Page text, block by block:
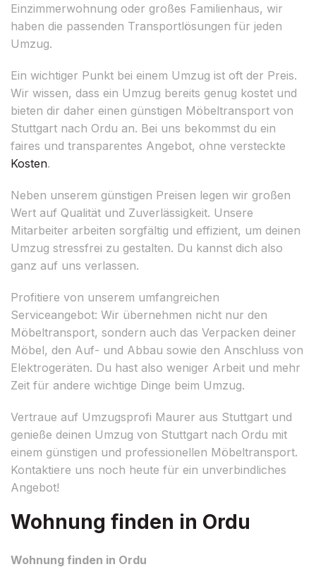
Einzimmerwohnung oder großes Familienhaus, wir
haben die passenden Transportlösungen für jeden
Umzug.
Ein wichtiger Punkt bei einem Umzug ist oft der Preis.
Wir wissen, dass ein Umzug bereits genug kostet und
bieten dir daher einen günstigen Möbeltransport von
Stuttgart nach Ordu an. Bei uns bekommst du ein
faires und transparentes Angebot, ohne versteckte
Kosten.
Neben unserem günstigen Preisen legen wir großen
Wert auf Qualität und Zuverlässigkeit. Unsere
Mitarbeiter arbeiten sorgfältig und effizient, um deinen
Umzug stressfrei zu gestalten. Du kannst dich also
ganz auf uns verlassen.
Profitiere von unserem umfangreichen
Serviceangebot: Wir übernehmen nicht nur den
Möbeltransport, sondern auch das Verpacken deiner
Möbel, den Auf- und Abbau sowie den Anschluss von
Elektrogeräten. Du hast also weniger Arbeit und mehr
Zeit für andere wichtige Dinge beim Umzug.
Vertraue auf Umzugsprofi Maurer aus Stuttgart und
genieße deinen Umzug von Stuttgart nach Ordu mit
einem günstigen und professionellen Möbeltransport.
Kontaktiere uns noch heute für ein unverbindliches
Angebot!
Wohnung finden in Ordu
Wohnung finden in Ordu